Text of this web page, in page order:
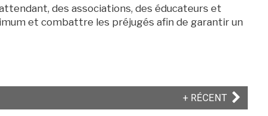
des associations, des éducateurs et
et combattre les préjugés afin de garantir un
+ RÉCENTARTICLE
SUIVANT